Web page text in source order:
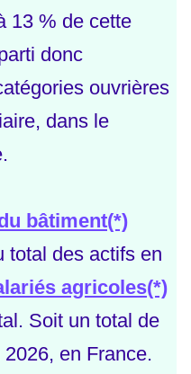
13 % de cette
donc
ouvrières
dans le
bâtiment(*)
total des actifs en
agricoles(*)
Soit un total de
en France.